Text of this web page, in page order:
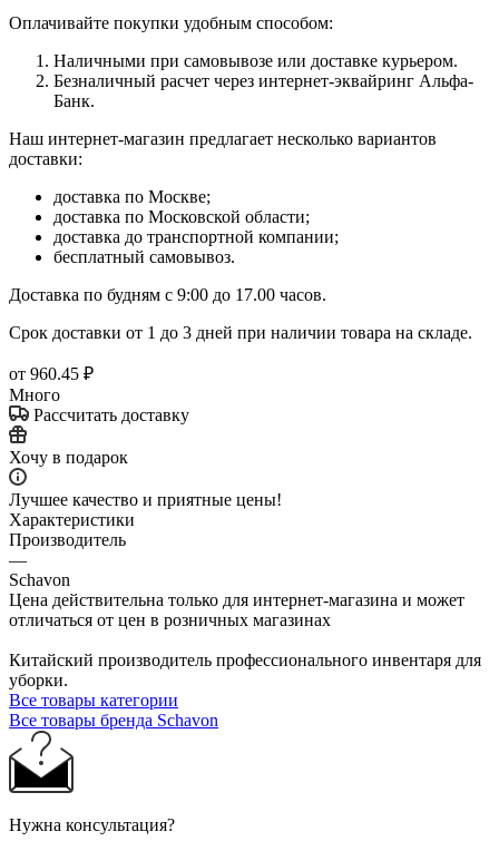
Оплачивайте покупки удобным способом:
Наличными при самовывозе или доставке курьером.
Безналичный расчет через интернет-эквайринг Альфа-
Банк.
Наш интернет-магазин предлагает несколько вариантов
доставки:
доставка по Москве;
доставка по Московской области;
доставка до транспортной компании;
бесплатный самовывоз.
Доставка по будням с 9:00 до 17.00 часов.
Срок доставки от 1 до 3 дней при наличии товара на складе.
от 960.45 ₽
Много
Рассчитать доставку
Хочу в подарок
Лучшее качество и приятные цены!
Характеристики
Производитель
—
Schavon
Цена действительна только для интернет-магазина и может
отличаться от цен в розничных магазинах
Китайский производитель профессионального инвентаря для
уборки.
Все товары категории
Все товары бренда Schavon
Нужна консультация?